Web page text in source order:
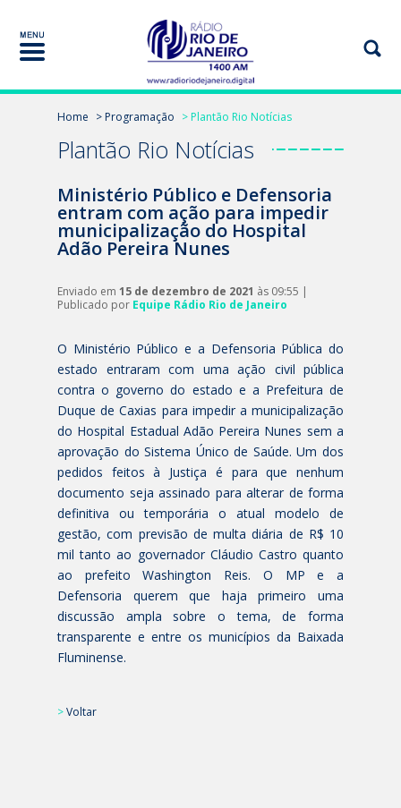
Home > Programação > Plantão Rio Notícias
Plantão Rio Notícias
Ministério Público e Defensoria
entram com ação para impedir
municipalização do Hospital
Adão Pereira Nunes
Enviado em 15 de dezembro de 2021 às 09:55 |
Publicado por Equipe Rádio Rio de Janeiro
O Ministério Público e a Defensoria Pública do
estado entraram com uma ação civil pública
contra o governo do estado e a Prefeitura de
Duque de Caxias para impedir a municipalização
do Hospital Estadual Adão Pereira Nunes sem a
aprovação do Sistema Único de Saúde. Um dos
pedidos feitos à Justiça é para que nenhum
documento seja assinado para alterar de forma
definitiva ou temporária o atual modelo de
gestão, com previsão de multa diária de R$ 10
mil tanto ao governador Cláudio Castro quanto
ao prefeito Washington Reis. O MP e a
Defensoria querem que haja primeiro uma
discussão ampla sobre o tema, de forma
transparente e entre os municípios da Baixada
Fluminense.
>Voltar